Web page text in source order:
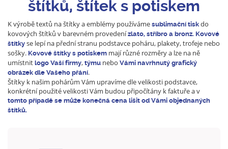
štítků, štítek s potiskem
K výrobě textů na štítky a emblémy používáme sublimační tisk do
kovových štítků v barevném provedenízlato, stříbro a bronz. Kovové
štítky se lepí na přední stranu podstavce poháru, plakety, trofeje nebo
sošky. Kovové štítky s potiskem mají různé rozměry a lze na ně
umístnit logo Vaší firmy, týmu nebo Vámi navrhnutý grafický
obrázek dle Vašeho přání.
Štítky k našim pohárům Vám upravíme dle velikosti podstavce,
konkrétní použité velikosti Vám budou připočítány k faktuře a v
tomto případě se může konečná cena lišit od Vámi objednaných
štítků.